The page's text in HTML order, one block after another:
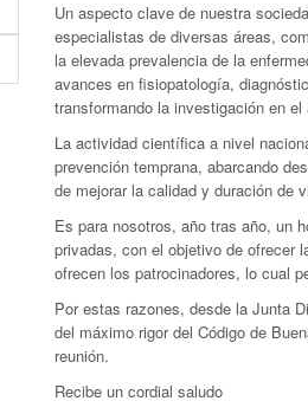
Un aspecto clave de nuestra
especialistas de diversas áreas,
la elevada prevalencia de la
avances en fisiopatología,
transformando la investigación en
La actividad científica a nivel
prevención temprana, abarcando
de mejorar la calidad y duración de
Es para nosotros, año tras año, un
privadas, con el objetivo de ofrecer
ofrecen los patrocinadores, lo cual
Por estas razones, desde la Junta
del máximo rigor del Código de
reunión.
Recibe un cordial saludo